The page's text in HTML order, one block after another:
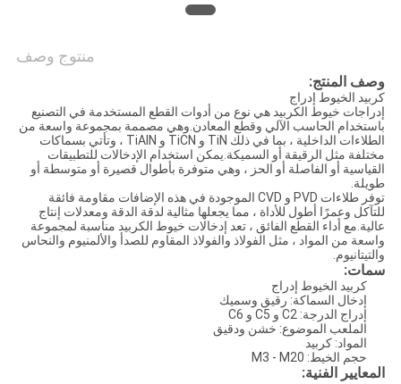
منتوج وصف
وصف المنتج:
كربيد الخيوط إدراج
إدراجات خيوط الكربيد هي نوع من أدوات القطع المستخدمة في التصنيع
باستخدام الحاسب الآلي وقطع المعادن.وهي مصممة بمجموعة واسعة من
الطلاءات الداخلية ، بما في ذلك TiN و TiCN و TiAlN ، وتأتي بسماكات
مختلفة مثل الرقيقة أو السميكة.يمكن استخدام الإدخالات للتطبيقات
القياسية أو الفاصلة أو الحز ، وهي متوفرة بأطوال قصيرة أو متوسطة أو
طويلة.
توفر طلاءات PVD و CVD الموجودة في هذه الإضافات مقاومة فائقة
للتآكل وعمرًا أطول للأداة ، مما يجعلها مثالية لدقة الدقة ومعدلات إنتاج
عالية.مع أداء القطع الفائق ، تعد إدخالات خيوط الكربيد مناسبة لمجموعة
واسعة من المواد ، مثل الفولاذ والفولاذ المقاوم للصدأ والألمنيوم والنحاس
والتيتانيوم.
سمات:
كربيد الخيوط إدراج
إدخال السماكة: رقيق وسميك
إدراج الدرجة: C2 و C5 و C6
الملعب الموضوع: خشن ودقيق
المواد: كربيد
حجم الخيط: M3 - M20
المعايير الفنية: